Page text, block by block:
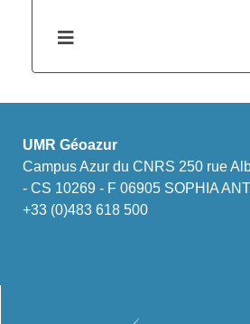
UMR Géoazur
Campus Azur du CNRS 250 rue
- CS 10269 - F 06905 SOPHIA
+33 (0)483 618 500